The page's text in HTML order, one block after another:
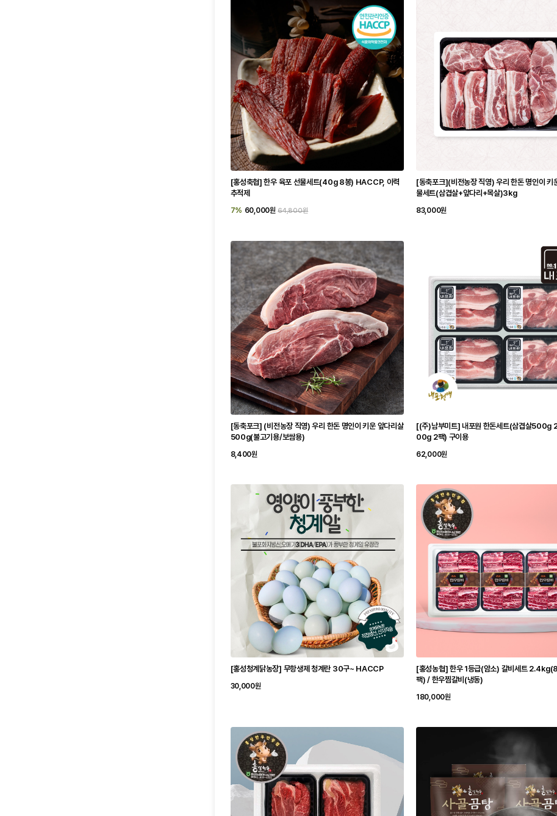
[홍성축협] 한우 육포 선물세트(40g 8봉) HACCP, 이력
추적제
7% 60,000원 64,800원
[동축포크](비전농장 직영) 우리 한돈 명인이 키
물세트(삼겹살+앞다리+목살)3kg
83,000원
[동축포크] (비전농장 직영) 우리 한돈 명인이 키운 앞다리살
500g(불고기용/보쌈용)
8,400원
[(주)남부미트] 내포원 한돈세트(삼겹살500g
00g 2팩) 구이용
62,000원
[홍성청계닭농장] 무항생제 청계란 30구~ HACCP
30,000원
[홍성농협] 한우 1등급(암소) 갈비세트
팩) / 한우찜갈비(냉동)
180,000원